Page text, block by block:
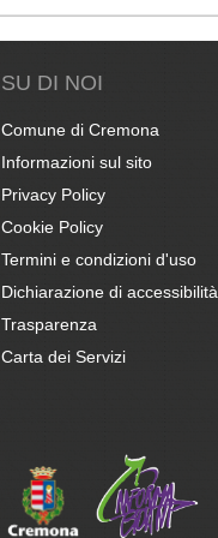
SU DI NOI
Comune di Cremona
Informazioni sul sito
Privacy Policy
Cookie Policy
Termini e condizioni d'uso
Dichiarazione di accessibilità
Trasparenza
Carta dei Servizi